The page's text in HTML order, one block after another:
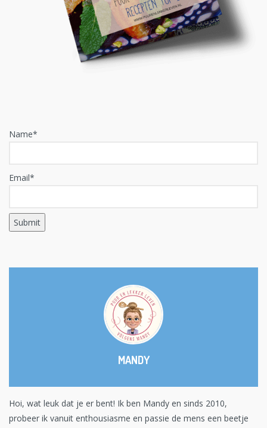
Name*
Email*
MANDY
Hoi, wat leuk dat je er bent! Ik ben Mandy en sinds 2010,
probeer ik vanuit enthousiasme en passie de mens een beetje